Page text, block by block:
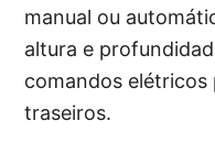
manual ou
altura e
comandos elétricos
traseiros.